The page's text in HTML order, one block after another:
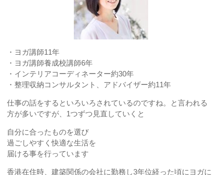
・ヨガ講師11年
・ヨガ講師養成校講師6年
・インテリアコーディネーター約30年
・整理収納コンサルタント、アドバイザー約11年
仕事の話をするといろいろされているのですね。と言われる
方が多いですが、1つずつ見直していくと
自分に合ったものを選び
過ごしやすく快適な生活を
届ける事を行っています
香港在住時、建築関係の会社に勤務し3年位経った頃にヨガに